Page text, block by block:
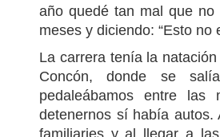
año quedé tan mal que
meses y diciendo: “Esto no
La carrera tenía la
Concón, donde se
pedaleábamos entre
detenernos sí había autos.
familiaries y al llegar a